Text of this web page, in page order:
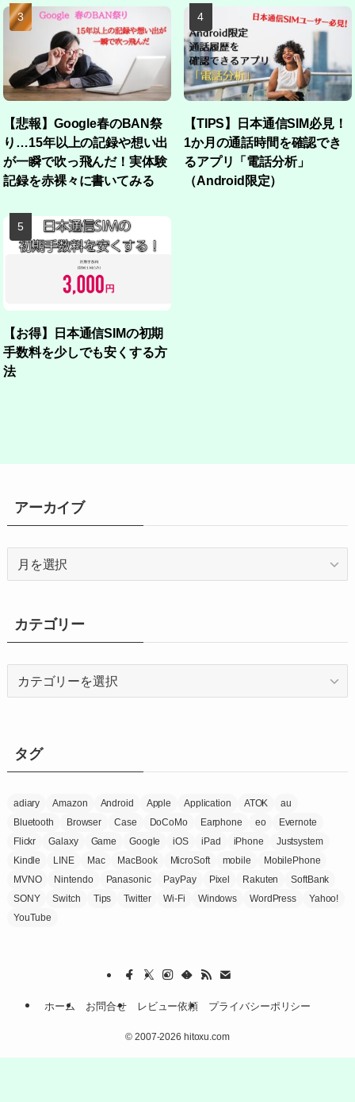
【悲報】Google春のBAN祭
り…15年以上の記録や想い出
が一瞬で吹っ飛んだ！実体験
記録を赤裸々に書いてみる
【TIPS】日本通信SIM必見！
1か月の通話時間を確認でき
るアプリ「電話分析」
（Android限定）
【お得】日本通信SIMの初期
手数料を少しでも安くする方
法
アーカイブ
ブ
カテゴリー
ータグ
adiary Amazon Android Apple Application ATOK
au
Bluetooth
Browser Case DoCoMo Earphone eo
Evernote
Flickr
Galaxy Game Google iOS iPad iPhone
Justsystem
Kindle
LINE Mac MacBook MicroSoft mobile
MobilePhone
MVNO
Nintendo Panasonic PayPay Pixel Rakuten
SoftBank
SONY
Switch Tips Twitter Wi-Fi Windows WordPress
Yahoo!
YouTube
ホーム お問合せ レビュー依頼 プライバシーポリシー
© 2007-2026 hitoxu.com